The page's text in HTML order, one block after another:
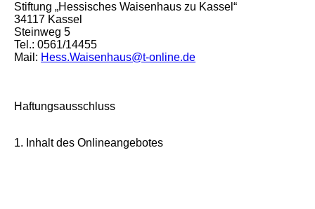
Stiftung „Hessisches Waisenhaus zu Kassel“
34117 Kassel
Steinweg 5
Tel.: 0561/14455
Mail: Hess.Waisenhaus@t-online.de
Haftungsausschluss
1. Inhalt des Onlineangebotes